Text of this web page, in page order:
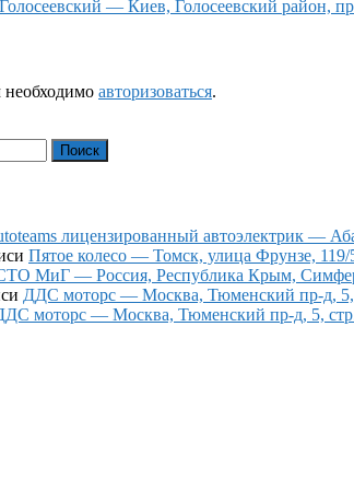
— Киев, Голосеевский район,
необходимо авторизоваться.
Поиск
лицензированный автоэлектрик —
Пятое колесо — Томск, улица Фрунзе,
МиГ — Россия, Республика Крым,
ДДС моторс — Москва, Тюменский пр-д, 5,
моторс — Москва, Тюменский пр-д, 5,